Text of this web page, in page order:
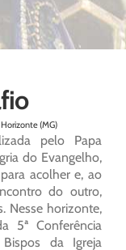
(MG)
pelo Papa
do Evangelho,
acolher e, ao
do outro,
Nesse horizonte,
5ª Conferência
da Igreja